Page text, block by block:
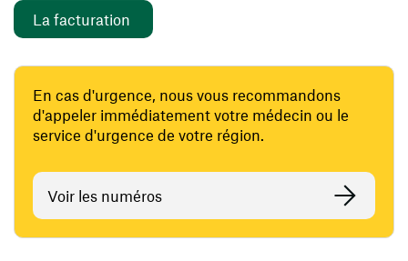
La facturation
En cas d'urgence, nous vous recommandons
d'appeler immédiatement votre médecin ou le
service d'urgence de votre région.
Voir les numéros